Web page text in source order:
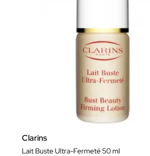
Clarins
Lait Buste Ultra-Fermeté 50 ml